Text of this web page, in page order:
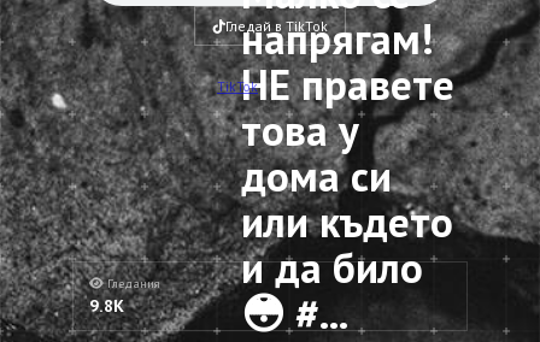
Гледай в TikTok
TikTok
напрягам!
НЕ правете
това у
дома си
или където
и да било
😳 #...
Гледания
9.8K